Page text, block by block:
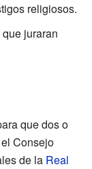
religiosos.
juraran
que dos o
Consejo
de la Real